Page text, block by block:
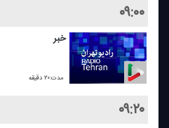
۰۹:۰۰
خبر
مدت:۲۰ دقیقه
۰۹:۲۰